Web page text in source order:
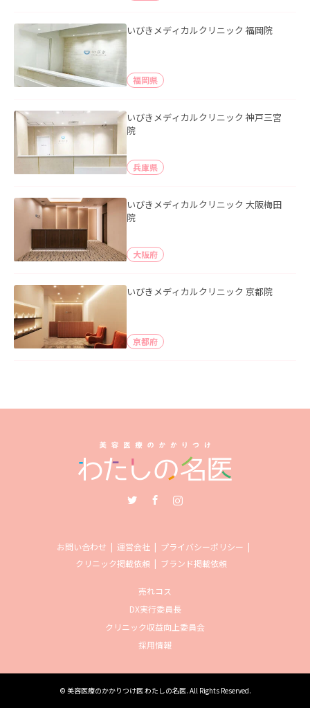
いびきメディカルクリニック 福岡院
福岡県
いびきメディカルクリニック 神戸三宮
院
兵庫県
いびきメディカルクリニック 大阪梅田
院
大阪府
いびきメディカルクリニック 京都院
京都府
お問い合わせ 運営会社
プライバシーポリシー
クリニック掲載依頼
ブランド掲載依頼
売れコス
DX実行委員長
クリニック収益向上委員会
採用情報
© 美容医療のかかりつけ医 わたしの名医. All Rights Reserved.